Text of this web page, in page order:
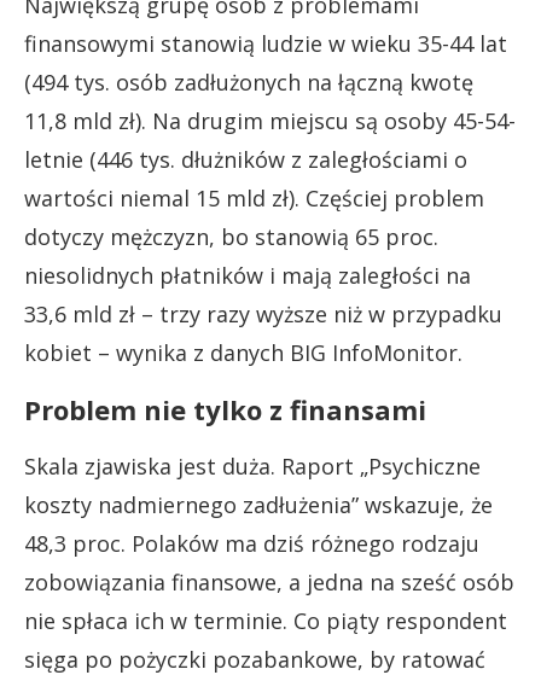
finansowymi stanowią ludzie w wieku 35-44 lat
(494 tys. osób zadłużonych na łączną kwotę
11,8 mld zł). Na drugim miejscu są osoby 45-54-
letnie (446 tys. dłużników z zaległościami o
wartości niemal 15 mld zł). Częściej problem
dotyczy mężczyzn, bo stanowią 65 proc.
niesolidnych płatników i mają zaległości na
33,6 mld zł – trzy razy wyższe niż w przypadku
kobiet – wynika z danych BIG InfoMonitor.
Problem nie tylko z finansami
Skala zjawiska jest duża. Raport „Psychiczne
koszty nadmiernego zadłużenia” wskazuje, że
48,3 proc. Polaków ma dziś różnego rodzaju
zobowiązania finansowe, a jedna na sześć osób
nie spłaca ich w terminie. Co piąty respondent
sięga po pożyczki pozabankowe, by ratować